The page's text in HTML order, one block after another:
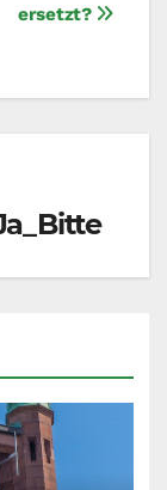
ersetzt?